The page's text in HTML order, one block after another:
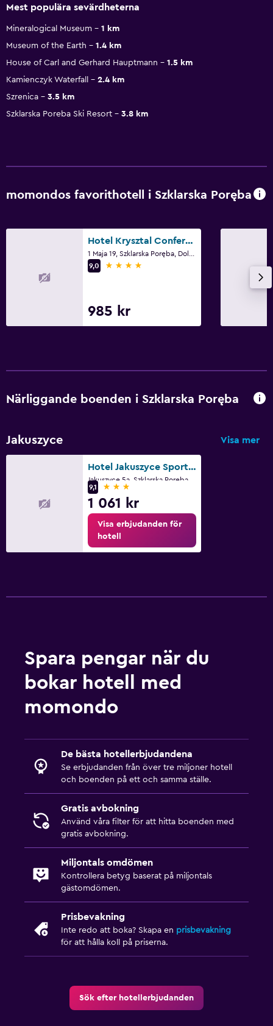
Mest populära sevärdheterna
Mineralogical Museum
1 km
Museum of the Earth
1.4 km
House of Carl and Gerhard Hauptmann
1.5 km
Kamienczyk Waterfall
2.4 km
Szrenica
3.5 km
Szklarska Poreba Ski Resort
3.8 km
momondos favorithotell i Szklarska Poręba
Hotel Krysztal Conference & Spa
9,0
4 stjärnor
985 kr
Närliggande boenden i Szklarska Poręba
Jakuszyce Visa mer
Hotel Jakuszyce Sport & Spa
9,1
3 stjärnor
1 061 kr
Visa erbjudanden för
hotell
Spara pengar när du
bokar hotell med
momondo
De bästa hotellerbjudandena
Se erbjudanden från över tre miljoner hotell
och boenden på ett och samma ställe.
Gratis avbokning
Använd våra filter för att hitta boenden med
gratis avbokning.
Miljontals omdömen
Kontrollera betyg baserat på miljontals
gästomdömen.
Prisbevakning
Inte redo att boka? Skapa en prisbevakning
för att hålla koll på priserna.
Sök efter hotellerbjudanden